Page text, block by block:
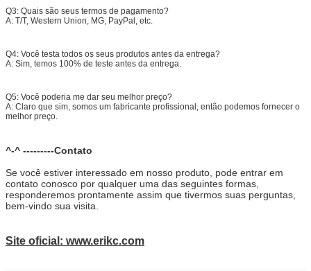
Q3: Quais são seus termos de pagamento?
A: T/T, Western Union, MG, PayPal, etc.
Q4: Você testa todos os seus produtos antes da entrega?
A: Sim, temos 100% de teste antes da entrega.
Q5: Você poderia me dar seu melhor preço?
A: Claro que sim, somos um fabricante profissional, então podemos fornecer o
melhor preço.
^-^ ---------Contato
Se você estiver interessado em nosso produto, pode entrar em
contato conosco por qualquer uma das seguintes formas,
responderemos prontamente assim que tivermos suas perguntas,
bem-vindo sua visita.
Site oficial: www.erikc.com